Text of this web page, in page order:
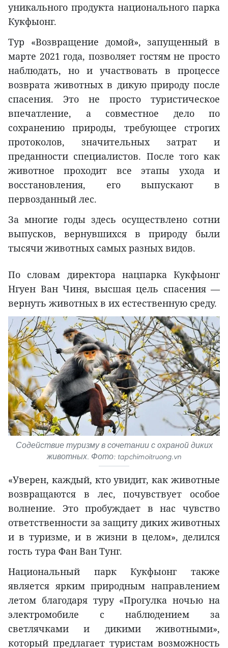
уникального продукта национального парка
Кукфыонг.
Тур «Возвращение домой», запущенный в
марте 2021 года, позволяет гостям не просто
наблюдать, но и участвовать в процессе
возврата животных в дикую природу после
спасения. Это не просто туристическое
впечатление, а совместное дело по
сохранению природы, требующее строгих
протоколов, значительных затрат и
преданности специалистов. После того как
животное проходит все этапы ухода и
восстановления, его выпускают в
первозданный лес.
За многие годы здесь осуществлено сотни
выпусков, вернувшихся в природу были
тысячи животных самых разных видов.
По словам директора нацпарка Кукфыонг
Нгуен Ван Чиня, высшая цель спасения —
вернуть животных в их естественную среду.
Содействие туризму в сочетании с охраной диких
животных. Фото: tapchimoitruong.vn
«Уверен, каждый, кто увидит, как животные
возвращаются в лес, почувствует особое
волнение. Это пробуждает в нас чувство
ответственности за защиту диких животных
и в туризме, и в жизни в целом», делился
гость тура Фан Ван Тунг.
Национальный парк Кукфыонг также
является ярким природным направлением
летом благодаря туру «Прогулка ночью на
электромобиле с наблюдением за
светлячками и дикими животными»,
который предлагает туристам возможность